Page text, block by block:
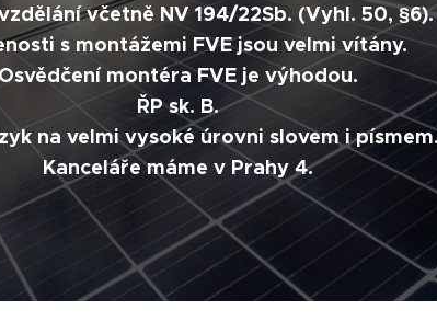
včetně NV 194/22Sb. (Vyhl. 50, §6).
s montážemi FVE jsou velmi vítány.
Osvědčení montéra FVE je výhodou.
ŘP sk. B.
na velmi vysoké úrovni slovem i
Kanceláře máme v Prahy 4.